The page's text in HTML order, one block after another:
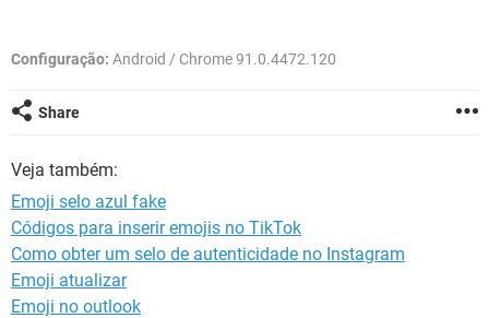
INSTAGRAM GMAIL
GUIA DE COMPRAS
Configuração: Android / Chrome 91.0.4472.120
Share
Veja também:
Emoji selo azul fake
Códigos para inserir emojis no TikTok
Como obter um selo de autenticidade no Instagram
Emoji atualizar
Emoji no outlook